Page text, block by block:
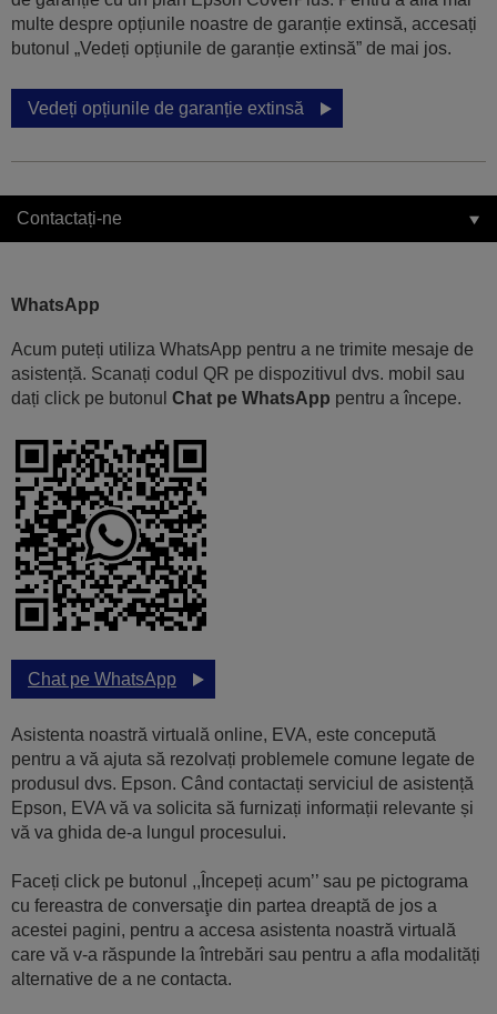
multe despre opțiunile noastre de garanție extinsă, accesați
butonul „Vedeți opțiunile de garanție extinsă” de mai jos.
Vedeți opțiunile de garanție extinsă
Contactați-ne
WhatsApp
Acum puteți utiliza WhatsApp pentru a ne trimite mesaje de
asistență. Scanați codul QR pe dispozitivul dvs. mobil sau
dați click pe butonul Chat pe WhatsApp pentru a începe.
Chat pe WhatsApp
Asistenta noastră virtuală online, EVA, este concepută
pentru a vă ajuta să rezolvați problemele comune legate de
produsul dvs. Epson. Când contactați serviciul de asistență
Epson, EVA vă va solicita să furnizați informații relevante și
vă va ghida de-a lungul procesului.
Faceți click pe butonul ,,Începeți acum’’ sau pe pictograma
cu fereastra de conversaţie din partea dreaptă de jos a
acestei pagini, pentru a accesa asistenta noastră virtuală
care vă v-a răspunde la întrebări sau pentru a afla modalități
alternative de a ne contacta.